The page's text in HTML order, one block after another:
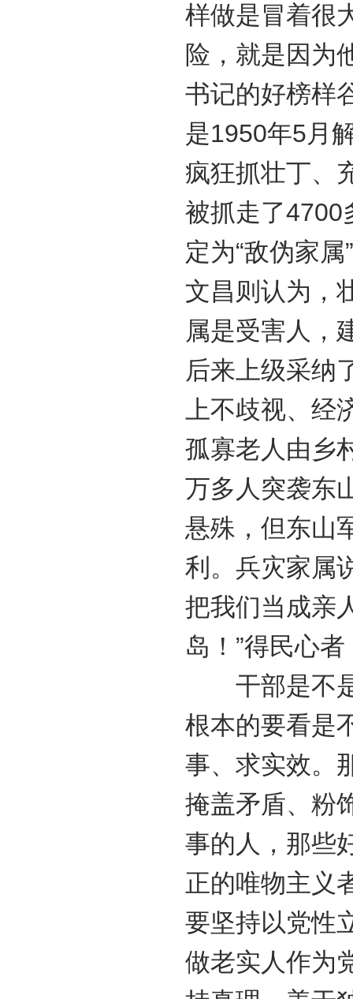
样做是冒着很
险，就是因为
书记的好榜样
是1950年5月
疯狂抓壮丁、
被抓走了4700
定为“敌伪家
文昌则认为，
属是受害人，
后来上级采纳
上不歧视、
孤寡老人由乡
万多人突袭东
悬殊，但东山
利。兵灾家属
把我们当成亲
岛！”得民心
干部是不是
根本的要看是
事、求实效。
掩盖矛盾、粉
事的人，那些
正的唯物主义
要坚持以党性
做老实人作为